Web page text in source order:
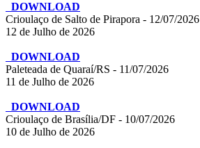
DOWNLOAD
Crioulaço de Salto de Pirapora - 12/07/2026
12 de Julho de 2026
DOWNLOAD
Paleteada de Quaraí/RS - 11/07/2026
11 de Julho de 2026
DOWNLOAD
Crioulaço de Brasília/DF - 10/07/2026
10 de Julho de 2026